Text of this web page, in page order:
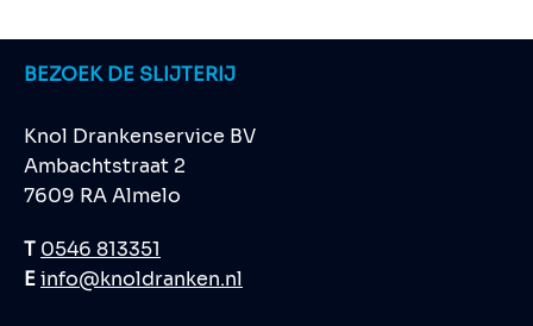
BEZOEK DE SLIJTERIJ
Knol Drankenservice BV
Ambachtstraat 2
7609 RA Almelo
T 0546 813351
Einfo@knoldranken.nl